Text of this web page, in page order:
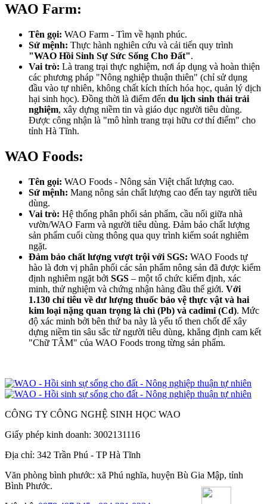
WAO Farm:
Tên gọi: WAO Farm - Tìm về hạnh phúc.
Sứ mệnh: Thực hành nghiên cứu và cải tiến quy trình
"WAO Hồi Sinh Sự Sức Sống Cho Đất".
Vai trò: Là trang trại thực nghiệm, nơi áp dụng và hoàn thiện
các phương pháp "Nông nghiệp thuận thiên" (chỉ sử dụng
đầu vào tự nhiên, không chất kích thích hóa học, quản lý dịch
hại sinh học). Đồng thời là điểm đến du lịch sinh thái trải
nghiệm, xây dựng niềm tin và giáo dục người tiêu dùng.
Được công nhận là "mô hình trang trại hữu cơ thí điểm" cho
tỉnh Hà Tĩnh.
WAO Foods:
Tên gọi: WAO Foods - Nông sản Việt chất lượng cao.
Sứ mệnh: Mang nông sản chất lượng cao đến tay người tiêu
dùng.
Vai trò: Hệ thống phân phối sản phẩm, cầu nối giữa nhà
vườn/WAO Farm và người tiêu dùng. Đảm bảo chất lượng
sản phẩm cuối cùng thông qua quy trình kiểm soát nghiêm
ngặt.
Đảm bảo chất lượng vượt trội với SGS: WAO Foods tự
hào là đơn vị phân phối các sản phẩm nông sản đã được kiểm
định nghiêm ngặt bởi SGS – một tổ chức kiểm định, xác
minh, thử nghiệm và chứng nhận hàng đầu thế giới. Với
1.130 chỉ tiêu về dư lượng thuốc bảo vệ thực vật và hai
kim loại nặng quan trọng là chì (Pb) và cadimi (Cd). Mức
độ xác minh bởi bên thứ ba này là yếu tố then chốt để xây
dựng niềm tin sâu sắc từ người tiêu dùng, khẳng định cam kết
"Chữ TÂM" của WAO Foods trong từng sản phẩm.
CÔNG TY CÔNG NGHỆ SINH HỌC WAO
Giấy phép kinh doanh: 3002131116
Địa chỉ: 342 Trần Phú - TP Hà Tĩnh
Văn phòng bình phước: xã Phú nghĩa, huyện Bù Gia Mập, tỉnh
Bình Phước.